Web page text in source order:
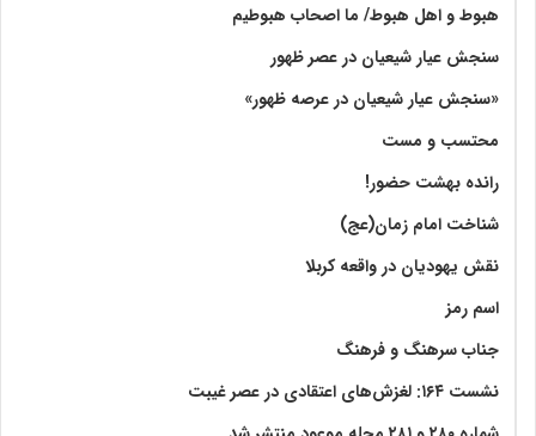
هبوط و اهل هبوط/ ما اصحاب هبوطیم
سنجش عیار شیعیان در عصر ظهور
«سنجش عیار شیعیان در عرصه ظهور»
محتسب و مست
رانده بهشت‌ حضور!
شناخت امام زمان(عج)
نقش یهودیان در واقعه کربلا
اسم رمز
جناب سرهنگ و فرهنگ
نشست ۱۶۴: لغزش‌های اعتقادی در عصر غیبت